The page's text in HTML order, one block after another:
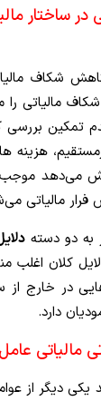
در ساختار
شکاف
مالیاتی
تمکین
هزینه
می‌دهد
فرار مالیاتی
به دو دسته
کلان اغلب
در خارج از
دارد.
عامل
یکی دیگر از